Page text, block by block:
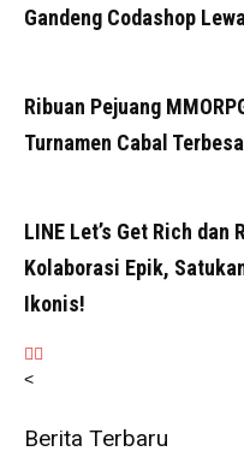
Gandeng Codashop
Ribuan Pejuang
Turnamen Cabal
LINE Let’s Get Rich
Kolaborasi Epik,
Ikonis!
<
Berita Terbaru